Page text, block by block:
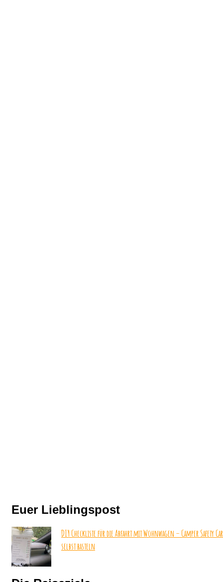
Euer Lieblingspost
DIY Checkliste für die Abfahrt mit Wohnwagen – Camper Safety
selbst basteln